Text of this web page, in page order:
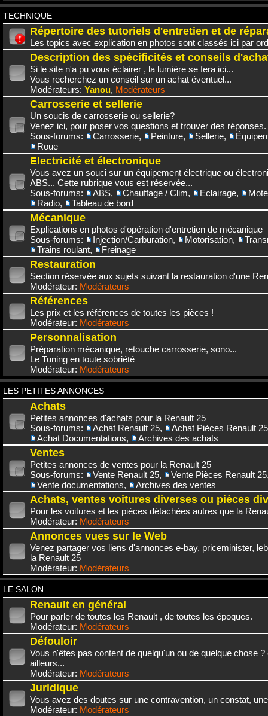
TECHNIQUE
Répertoire des tutoriels d'entretien et de
Les topics avec explication en photos sont classés ici par
Description des spécificités et conseils
Si le site n'a pu vous éclairer , la lumière se fera ici...
Vous recherchez un conseil sur un achat éventuel...
Modérateurs: Yanou, Modérateurs
Carrosserie et sellerie
Un soucis de carrosserie ou sellerie?
Venez ici, pour poser vos questions et trouver des réponses.
Sous-forums:
Carrosserie, Peinture, Sellerie,
Roue
Electricité et électronique
Vous avez un souci sur un équipement électrique ou
ABS... Cette rubrique vous est réservée...
Sous-forums:
ABS, Chauffage / Clim, Eclairage,
Radio, Tableau de bord
Mécanique
Explications en photos d'opération d'entretien de mécanique
Sous-forums:
Injection/Carburation, Motorisation,
Trains roulant, Freinage
Restauration
Section réservée aux sujets suivant la restauration d'une
Modérateur: Modérateurs
Références
Les prix et les références de toutes les pièces !
Modérateur: Modérateurs
Personnalisation
Préparation mécanique, retouche carrosserie, sono...
Le Tuning en toute sobriété
Modérateur: Modérateurs
LES PETITES ANNONCES
Achats
Petites annonces d'achats pour la Renault 25
Sous-forums:
Achat Renault 25,
Achat Pièces Renault 25
Achat Documentations, Archives des achats
Ventes
Petites annonces de ventes pour la Renault 25
Sous-forums:
Vente Renault 25, Vente Pièces Renault 25
Vente documentations, Archives des ventes
Achats, ventes voitures diverses ou pièces
Pour les voitures et les pièces détachées autres que la
Modérateur: Modérateurs
Annonces vues sur le Web
Venez partager vos liens d'annonces e-bay, priceminister,
la Renault 25
Modérateur: Modérateurs
LE SALON
Renault en général
Pour parler de toutes les Renault , de toutes les époques.
Modérateur: Modérateurs
Défouloir
Vous n'êtes pas content de quelqu'un ou de quelque chose
ailleurs...
Modérateur: Modérateurs
Juridique
Vous avez des doutes sur une contravention, un constat,
Modérateur: Modérateurs